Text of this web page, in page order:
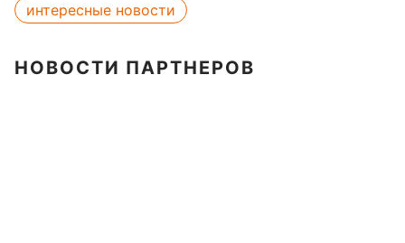
интересные новости
НОВОСТИ ПАРТНЕРОВ